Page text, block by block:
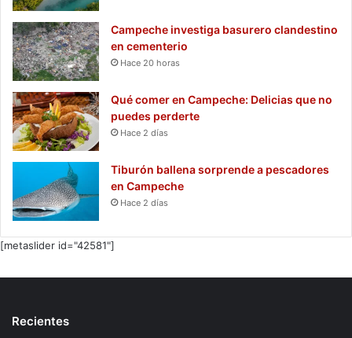
Campeche investiga basurero clandestino
en cementerio
Hace 20 horas
Qué comer en Campeche: Delicias que no
puedes perderte
Hace 2 días
Tiburón ballena sorprende a pescadores
en Campeche
Hace 2 días
[metaslider id="42581"]
Recientes